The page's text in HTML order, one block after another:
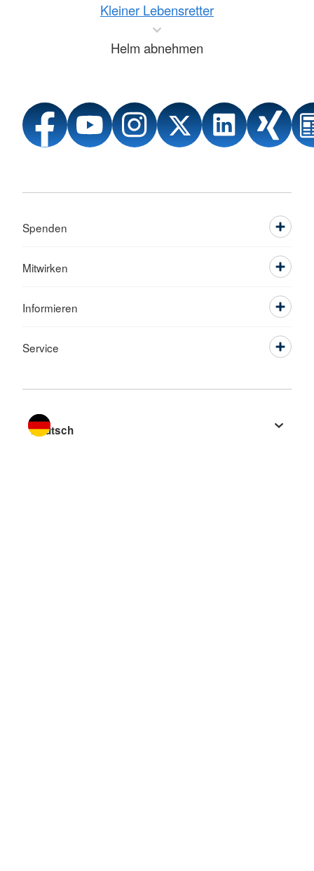
Kleiner Lebensretter
Helm abnehmen
Spenden
Mitwirken
Informieren
Service
Sprache wechseln zu